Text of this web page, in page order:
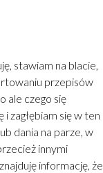
stawiam na blacie,
przepisów
ale czego się
zagłębiam się w ten
dania na parze, w
innymi
informację, że